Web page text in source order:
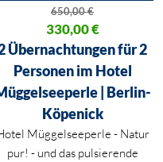
650,00€
Preis war:
330,00€
Preis ist: 330,00 €.
Übernachtungen für 2
Personen im Hotel
| Berlin-
Köpenick
Müggelseeperle - Natur
pur! - und das pulsierende